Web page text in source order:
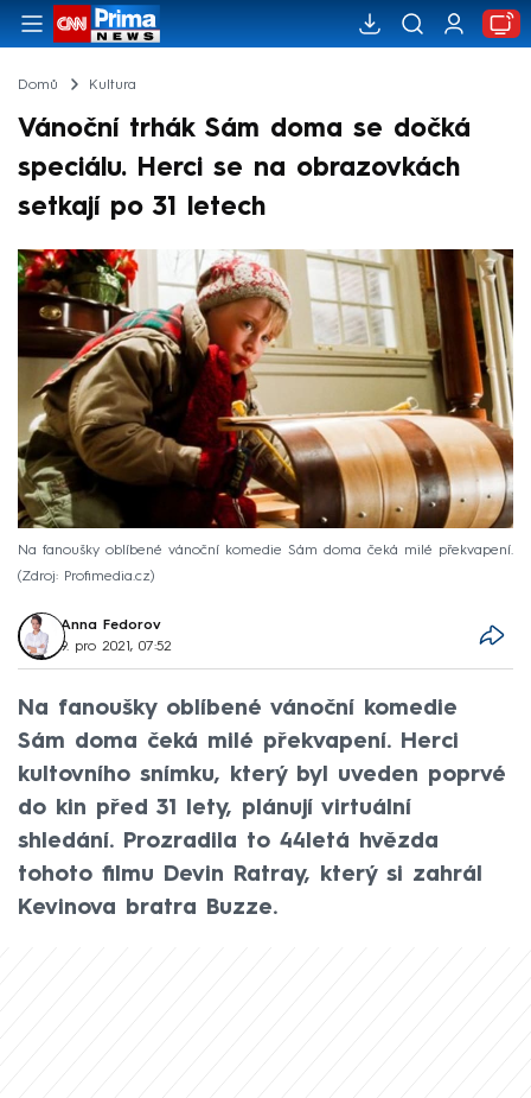
Domů Kultura
Vánoční trhák Sám doma se dočká
speciálu. Herci se na obrazovkách
setkají po 31 letech
Na fanoušky oblíbené vánoční komedie Sám doma čeká milé překvapení.
Zdroj: Profimedia.cz
Anna Fedorov
9. pro 2021, 07:52
Na fanoušky oblíbené vánoční komedie
Sám doma čeká milé překvapení. Herci
kultovního snímku, který byl uveden poprvé
do kin před 31 lety, plánují virtuální
shledání. Prozradila to 44letá hvězda
tohoto filmu Devin Ratray, který si zahrál
Kevinova bratra Buzze.